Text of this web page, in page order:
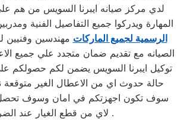
لدي مركز صيانه ايبرنا السويس من هم
المهارة ويدركوا جميع التفاصيل الفنية
الرسمية لجميع الماركات مهندسين وفنيين
الصيانه مع تقديم ضمان متجدد علي جميع
توكيل ايبرنا السويس يضمن لكم حصولكم
حالة حدوث اي من الاعطال الغير متوقعة
سوف تكون اجهزتكم في امان وسوف تحصل
لاي من قطع الغيار عند الضرورة .